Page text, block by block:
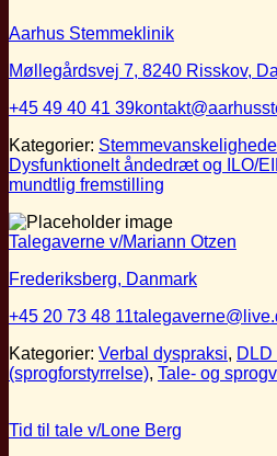
Aarhus Stemmeklinik
Møllegårdsvej 7, 8240 Risskov,
+45 49 40 41 39
Kategorier:
Dysfunktionelt åndedræt og ILO/
mundtlig fremstilling
Talegaverne v/Mariann Otzen
Frederiksberg, Danmark
+45 20 73 48 11
Kategorier: Verbal dyspraksi, DLD
(sprogforstyrrelse), Tale- og
Tid til tale v/Lone Berg